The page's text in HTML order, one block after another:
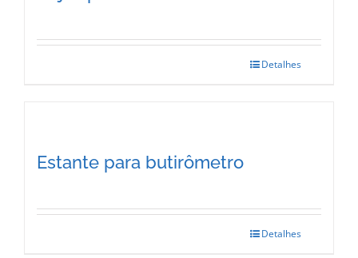
Detalhes
Estante para butirômetro
Detalhes